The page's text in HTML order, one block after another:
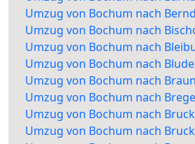
Umzug von Bochum nach
Umzug von Bochum nach
Umzug von Bochum nach
Umzug von Bochum nach
Umzug von Bochum nach
Umzug von Bochum nach
Umzug von Bochum nach
Umzug von Bochum nach